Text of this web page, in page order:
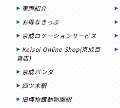
車両紹介
お得なきっぷ
京成ロケーションサービス
Keisei Online Shop(京成百
貨店)
京成パンダ
四ツ木駅
旧博物館動物園駅